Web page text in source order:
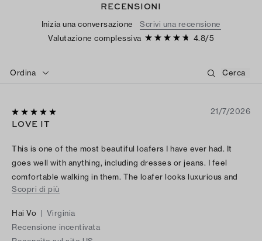
RECENSIONI
Inizia una conversazione
Scrivi una recensione
Valutazione complessiva
4.8/5
Ordina
21/7/2026
LOVE IT
This is one of the most beautiful loafers I have ever had. It
goes well with anything, including dresses or jeans. I feel
comfortable walking in them. The loafer looks luxurious and
trendy. It’s worth the money. I am happy with the purchase.
Scopri di più
Hai Vo | Virginia
Recensione incentivata